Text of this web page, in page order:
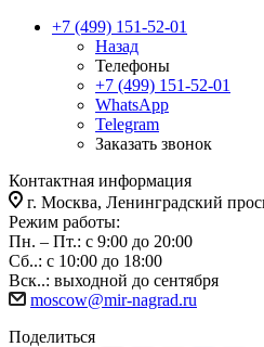
+7 (499) 151-52-01
Назад
Телефоны
+7 (499) 151-52-01
WhatsApp
Telegram
Заказать звонок
Контактная информация
г. Москва, Ленинградский
Режим работы:
Пн. – Пт.: с 9:00 до 20:00
Сб..: с 10:00 до 18:00
Вск..: выходной до сентября
moscow@mir-nagrad.ru
Поделиться